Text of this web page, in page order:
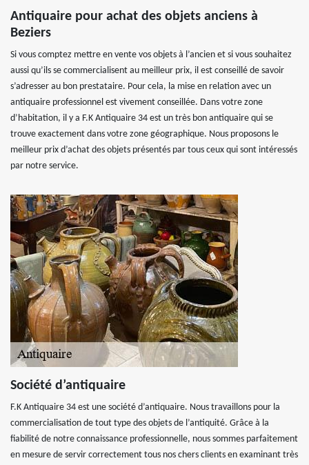
Antiquaire pour achat des objets anciens à
Beziers
Si vous comptez mettre en vente vos objets à l’ancien et si vous souhaitez
aussi qu’ils se commercialisent au meilleur prix, il est conseillé de savoir
s’adresser au bon prestataire. Pour cela, la mise en relation avec un
antiquaire professionnel est vivement conseillée. Dans votre zone
d’habitation, il y a F.K Antiquaire 34 est un très bon antiquaire qui se
trouve exactement dans votre zone géographique. Nous proposons le
meilleur prix d’achat des objets présentés par tous ceux qui sont intéressés
par notre service.
Société d’antiquaire
F.K Antiquaire 34 est une société d’antiquaire. Nous travaillons pour la
commercialisation de tout type des objets de l’antiquité. Grâce à la
fiabilité de notre connaissance professionnelle, nous sommes parfaitement
en mesure de servir correctement tous nos chers clients en examinant très